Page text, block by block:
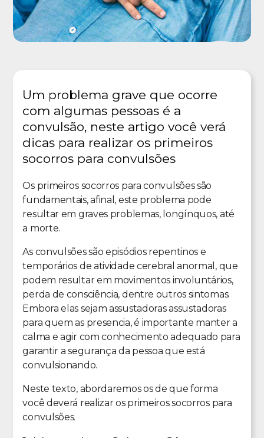
Um problema grave que ocorre
com algumas pessoas é a
convulsão, neste artigo você verá
dicas para realizar os primeiros
socorros para convulsões
Os primeiros socorros para convulsões são
fundamentais, afinal, este problema pode
resultar em graves problemas, longínquos, até
a morte.
As convulsões são episódios repentinos e
temporários de atividade cerebral anormal, que
podem resultar em movimentos involuntários,
perda de consciência, dentre outros sintomas.
Embora elas sejam assustadoras assustadoras
para quem as presencia, é importante manter a
calma e agir com conhecimento adequado para
garantir a segurança da pessoa que está
convulsionando.
Neste texto, abordaremos os de que forma
você deverá realizar os primeiros socorros para
convulsões.